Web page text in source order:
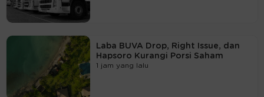
Laba BUVA Drop, Right Issue, dan
Hapsoro Kurangi Porsi Saham
1 jam yang lalu